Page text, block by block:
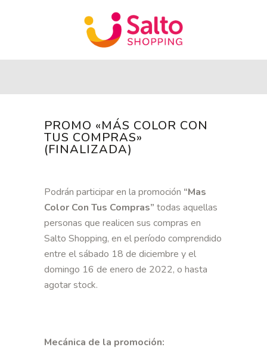
PROMO «MÁS COLOR CON
TUS COMPRAS»
(FINALIZADA)
Podrán participar en la promoción “Mas
Color Con Tus Compras” todas aquellas
personas que realicen sus compras en
Salto Shopping, en el período comprendido
entre el sábado 18 de diciembre y el
domingo 16 de enero de 2022, o hasta
agotar stock.
Mecánica de la promoción: